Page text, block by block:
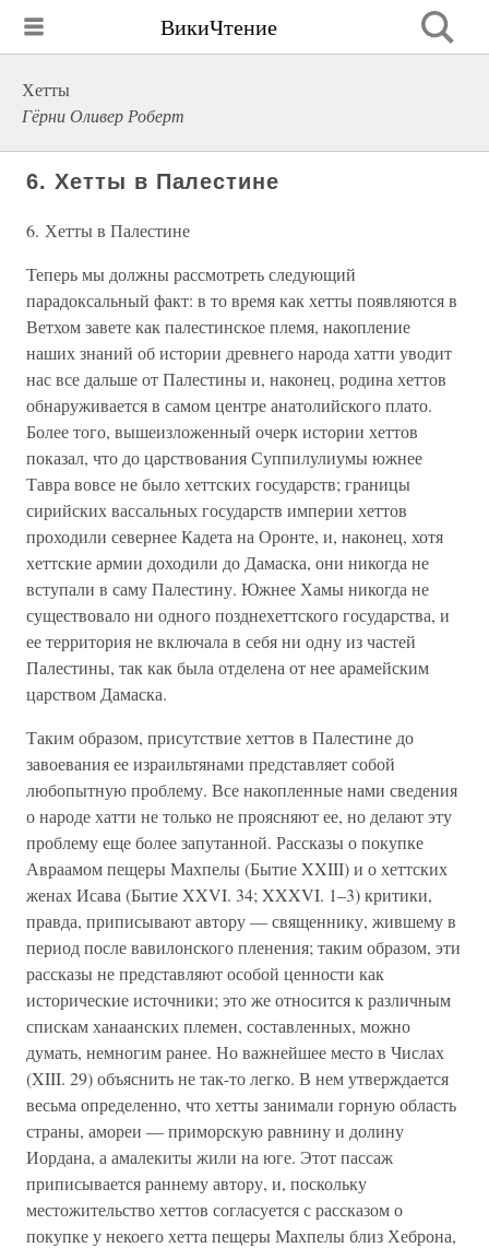
ВикиЧтение
Хетты
Гёрни Оливер Роберт
6. Хетты в Палестине
6. Хетты в Палестине
Теперь мы должны рассмотреть следующий
парадоксальный факт: в то время как хетты появляются в
Ветхом завете как палестинское племя, накопление
наших знаний об истории древнего народа хатти уводит
нас все дальше от Палестины и, наконец, родина хеттов
обнаруживается в самом центре анатолийского плато.
Более того, вышеизложенный очерк истории хеттов
показал, что до царствования Суппилулиумы южнее
Тавра вовсе не было хеттских государств; границы
сирийских вассальных государств империи хеттов
проходили севернее Кадета на Оронте, и, наконец, хотя
хеттские армии доходили до Дамаска, они никогда не
вступали в саму Палестину. Южнее Хамы никогда не
существовало ни одного позднехеттского государства, и
ее территория не включала в себя ни одну из частей
Палестины, так как была отделена от нее арамейским
царством Дамаска.
Таким образом, присутствие хеттов в Палестине до
завоевания ее израильтянами представляет собой
любопытную проблему. Все накопленные нами сведения
о народе хатти не только не проясняют ее, но делают эту
проблему еще более запутанной. Рассказы о покупке
Авраамом пещеры Махпелы (Бытие XXIII) и о хеттских
женах Исава (Бытие XXVI. 34; XXXVI. 1–3) критики,
правда, приписывают автору — священнику, жившему в
период после вавилонского пленения; таким образом, эти
рассказы не представляют особой ценности как
исторические источники; это же относится к различным
спискам ханаанских племен, составленных, можно
думать, немногим ранее. Но важнейшее место в Числах
(XIII. 29) объяснить не так-то легко. В нем утверждается
весьма определенно, что хетты занимали горную область
страны, амореи — приморскую равнину и долину
Иордана, а амалекиты жили на юге. Этот пассаж
приписывается раннему автору, и, поскольку
местожительство хеттов согласуется с рассказом о
покупке у некоего хетта пещеры Махпелы близ Хеброна,